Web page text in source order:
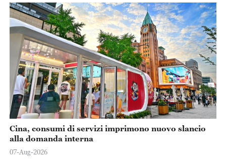
Cina, consumi di servizi imprimono nuovo slancio
alla domanda interna
07-Aug-2026